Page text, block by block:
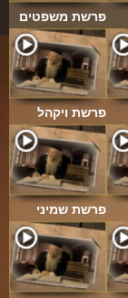
פרשת משפטים
פרשת ויקהל
פרשת שמיני